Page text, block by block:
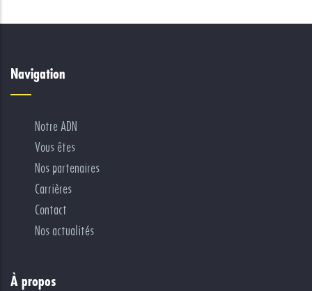
Navigation
Notre ADN
Vous êtes
Nos partenaires
Carrières
Contact
Nos actualités
À propos